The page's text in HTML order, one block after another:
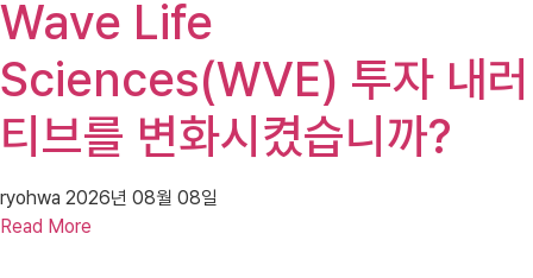
Wave Life
Sciences(WVE) 투자 내러
티브를 변화시켰습니까?
ryohwa 2026년 08월 08일
Read More